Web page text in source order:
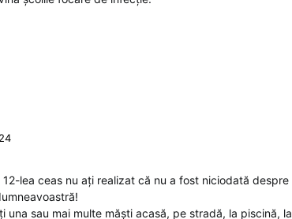
lea ceas nu ați realizat că nu a fost niciodată despre
una sau mai multe măști acasă, pe stradă, la piscină, la